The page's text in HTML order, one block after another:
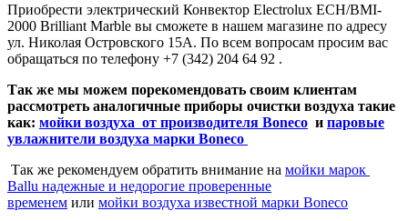
Приобрести электрический Конвектор Electrolux ECH/BMI-
2000 Brilliant Marble вы сможете в нашем магазине по адресу
ул. Николая Островского 15А. По всем вопросам просим вас
обращаться по телефону +7 (342) 204 64 92 .
Так же мы можем порекомендовать своим клиентам
рассмотреть аналогичные приборы очистки воздуха такие
как: мойки воздуха от производителя Boneco и паровые
увлажнители воздуха марки Boneco
Так же рекомендуем обратить внимание на мойки марок
Ballu надежные и недорогие проверенные
временем или мойки воздуха известной марки Boneco